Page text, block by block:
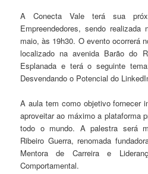
A Conecta Vale terá sua
Empreendedores, sendo
maio, às 19h30. O evento ocorrerá
localizado na avenida Barão do
Esplanada e terá o seguinte
Desvendando o Potencial do
A aula tem como objetivo fornecer
aproveitar ao máximo a plataforma
todo o mundo. A palestra será
Ribeiro Guerra, renomada
Mentora de Carreira e
Comportamental.